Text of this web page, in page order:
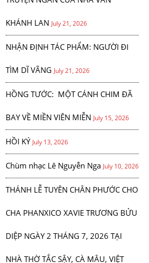
KHÁNH LAN July 21, 2026
NHẬN ĐỊNH TÁC PHẨM: NGƯỜI ĐI
TÌM DĨ VÃNG July 21, 2026
HỒNG TƯỚC: MỘT CÁNH CHIM ĐÃ
BAY VỀ MIỀN VIÊN MIỄN July 15, 2026
HỒI KÝ July 13, 2026
Chùm nhạc Lê Nguyễn Nga July 10, 2026
THÁNH LỄ TUYÊN CHÂN PHƯỚC CHO
CHA PHANXICO XAVIE TRƯƠNG BỬU
DIỆP NGÀY 2 THÁNG 7, 2026 TẠI
NHÀ THỜ TẮC SẬY, CÀ MÂU, VIỆT